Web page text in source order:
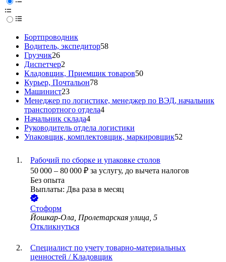
Бортпроводник
Водитель, экспедитор58
Грузчик26
Диспетчер2
Кладовщик, Приемщик товаров50
Курьер, Почтальон78
Машинист23
Менеджер по логистике, менеджер по ВЭД, начальник
транспортного отдела4
Начальник склада4
Руководитель отдела логистики
Упаковщик, комплектовщик, маркировщик52
Рабочий по сборке и упаковке столов
50 000 – 80 000 ₽ за услугу, до вычета налогов
Без опыта
Выплаты: Два раза в месяц
Стоформ
Йошкар-Ола, Пролетарская улица, 5
Откликнуться
Специалист по учету товарно-материальных
ценностей / Кладовщик